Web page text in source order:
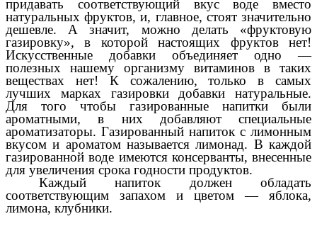
придавать соответствующий вкус воде вместо
натуральных фруктов, и, главное, стоят значительно
дешевле. А значит, можно делать «фруктовую
газировку», в которой настоящих фруктов нет!
Искусственные добавки объединяет одно —
полезных нашему организму витаминов в таких
веществах нет! К сожалению, только в самых
лучших марках газировки добавки натуральные.
Для того чтобы газированные напитки были
ароматными, в них добавляют специальные
ароматизаторы. Газированный напиток с лимонным
вкусом и ароматом называется лимонад. В каждой
газированной воде имеются консерванты, внесенные
для увеличения срока годности продуктов.
Каждый напиток должен обладать
соответствующим запахом и цветом — яблока,
лимона, клубники.